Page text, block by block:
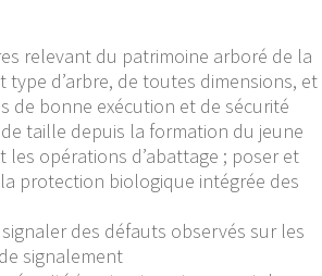
relevant du patrimoine arboré de la
d’arbre, de toutes dimensions, et
de bonne exécution et de sécurité
taille depuis la formation du jeune
les opérations d’abattage ; poser et
protection biologique intégrée des
des défauts observés sur les
signalement